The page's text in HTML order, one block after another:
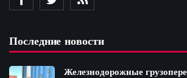
Последние новости
Железнодорожные